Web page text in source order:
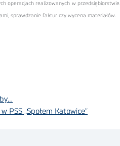
operacjach realizowanych w
sprawdzanie faktur czy wycena materiałów.
PSS „Społem Katowice”